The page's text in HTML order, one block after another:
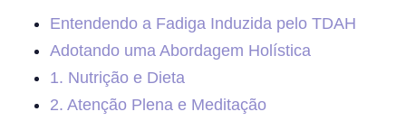
Entendendo a Fadiga Induzida pelo TDAH
Adotando uma Abordagem Holística
1. Nutrição e Dieta
2. Atenção Plena e Meditação